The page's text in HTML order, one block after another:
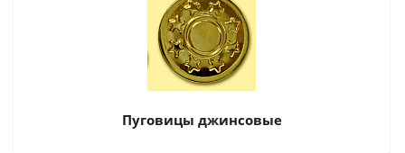
Пуговицы джинсовые